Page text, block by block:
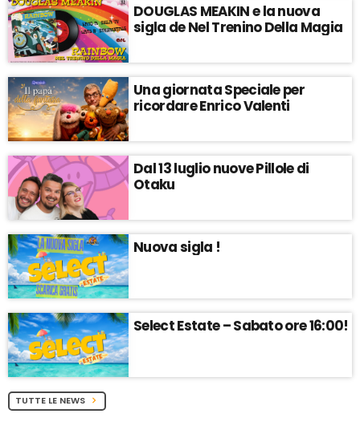
DOUGLAS MEAKIN e la nuova
sigla de Nel Trenino Della Magia
Una giornata Speciale per
ricordare Enrico Valenti
Dal 13 luglio nuove Pillole di
Otaku
Nuova sigla !
Select Estate – Sabato ore 16:00!
TUTTE LE NEWS chevron_right